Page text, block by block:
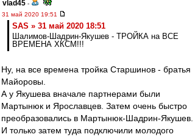
vlad45 -
31 май 2020 19:51
SAS » 31 май 2020 18:51
Шалимов-Шадрин-Якушев - ТРОЙКА на ВСЕ
ВРЕМЕНА ХКСМ!!!
Ну, на все времена тройка Старшинов - братья
Майоровы.
А у Якушева вначале партнерами были
Мартынюк и Ярославцев. Затем очень быстро
преобразовались в Мартынюк-Шадрин-Якушев.
И только затем туда подключили молодого